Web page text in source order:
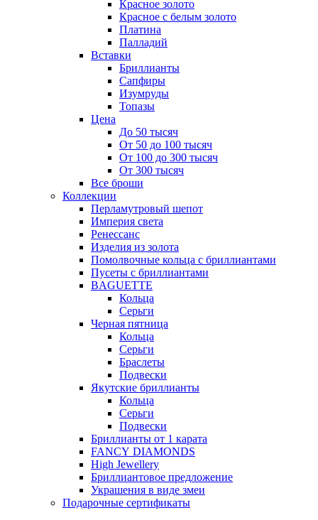
Красное золото
Красное с белым золото
Платина
Палладий
Вставки
Бриллианты
Сапфиры
Изумруды
Топазы
Цена
До 50 тысяч
От 50 до 100 тысяч
От 100 до 300 тысяч
От 300 тысяч
Все броши
Коллекции
Перламутровый шепот
Империя света
Ренессанс
Изделия из золота
Помолвочные кольца с бриллиантами
Пусеты с бриллиантами
BAGUETTE
Кольца
Серьги
Черная пятница
Кольца
Серьги
Браслеты
Подвески
Якутские бриллианты
Кольца
Серьги
Подвески
Бриллианты от 1 карата
FANCY DIAMONDS
High Jewellery
Бриллиантовое предложение
Украшения в виде змеи
Подарочные сертификаты